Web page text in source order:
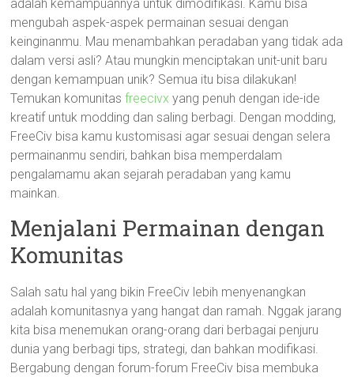
adalah kemampuannya untuk dimodifikasi. Kamu bisa
mengubah aspek-aspek permainan sesuai dengan
keinginanmu. Mau menambahkan peradaban yang tidak ada
dalam versi asli? Atau mungkin menciptakan unit-unit baru
dengan kemampuan unik? Semua itu bisa dilakukan!
Temukan komunitasfreecivx yang penuh dengan ide-ide
kreatif untuk modding dan saling berbagi. Dengan modding,
FreeCiv bisa kamu kustomisasi agar sesuai dengan selera
permainanmu sendiri, bahkan bisa memperdalam
pengalamamu akan sejarah peradaban yang kamu
mainkan.
Menjalani Permainan dengan
Komunitas
Salah satu hal yang bikin FreeCiv lebih menyenangkan
adalah komunitasnya yang hangat dan ramah. Nggak jarang
kita bisa menemukan orang-orang dari berbagai penjuru
dunia yang berbagi tips, strategi, dan bahkan modifikasi.
Bergabung dengan forum-forum FreeCiv bisa membuka